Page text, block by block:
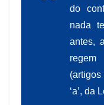
do
nada
antes,
‘a’, da